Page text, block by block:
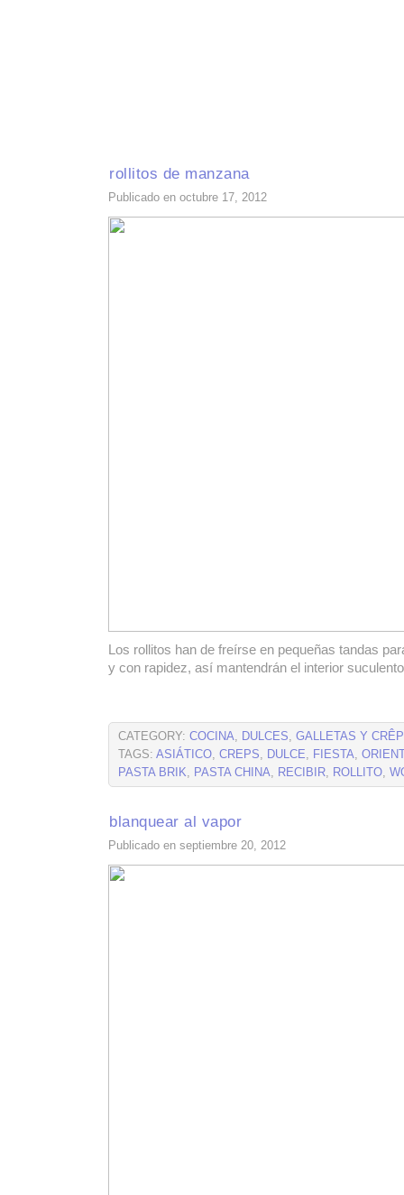
rollitos de manzana
Publicado en octubre 17, 2012
Los rollitos han de freírse en pequeñas tandas
y con rapidez, así mantendrán el interior
CATEGORY: COCINA, DULCES, GALLETAS Y
TAGS: ASIÁTICO, CREPS, DULCE, FIESTA,
PASTA BRIK, PASTA CHINA, RECIBIR, ROLLITO,
blanquear al vapor
Publicado en septiembre 20, 2012